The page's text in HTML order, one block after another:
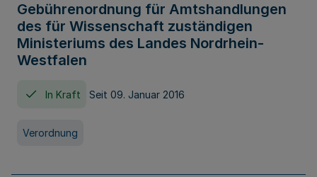
Gebührenordnung für Amtshandlungen
des für Wissenschaft zuständigen
Ministeriums des Landes Nordrhein-
Westfalen
In Kraft Seit 09. Januar 2016
Verordnung